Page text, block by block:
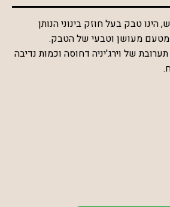
הינו טבק בעל חוזק בינוני הנותן
מטעם מעושן וטבעי של הטבק.
של וירג'יניה דחוסה וכמות נדיבה